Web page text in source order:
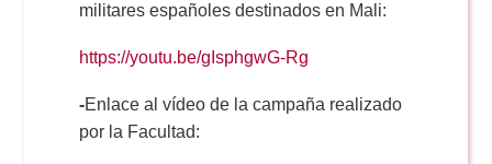
militares españoles destinados en Mali:
https://youtu.be/gIsphgwG-Rg
-Enlace al vídeo de la campaña realizado
por la Facultad: